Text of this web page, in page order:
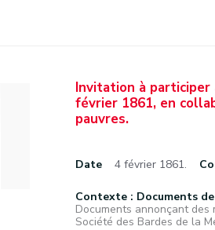
Invitation à participer
février 1861, en
pauvres.
Date 4 février 1861.
Contexte : Documents
Documents annonçant des
Société des Bardes de la